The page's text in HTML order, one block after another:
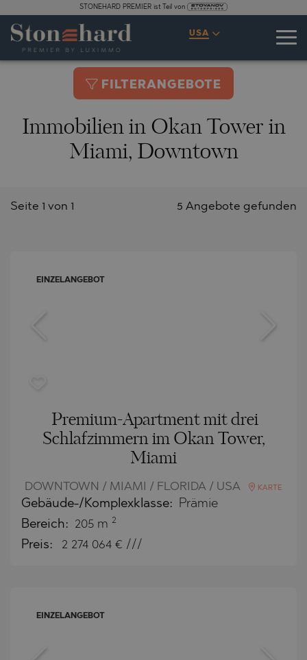
STONEHARD PREMIER ist Teil von
USA
FILTERANGEBOTE
Immobilien in Okan Tower in
Miami, Downtown
5 Angebote gefunden
Seite 1 von 1
EINZELANGEBOT
Premium-Apartment mit drei
Schlafzimmern im Okan Tower,
Miami
DOWNTOWN / MIAMI / FLORIDA / USA KARTE
Gebäude-/Komplexklasse: Prämie
Bereich: 205 m 2
Preis: 2 274 064 € ///
EINZELANGEBOT